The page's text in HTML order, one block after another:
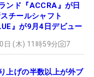
ンド『ACCRA』が日
チールシャフト
』が9月4日デビュー
日 (木) 11時59分 7
上げの半数以上が外ブ